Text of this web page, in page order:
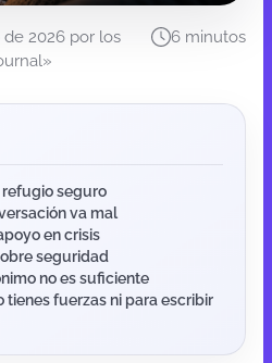
2026 por los
6 minutos
refugio seguro
va mal
en crisis
seguridad
no es suficiente
tienes fuerzas ni para escribir